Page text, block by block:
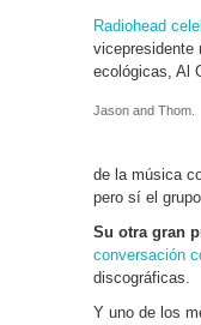
Radiohead
vicepresidente
ecológicas, Al
Jason and Thom.
de la música
pero sí el
Su otra gran
conversación
discográficas.
Y uno de los